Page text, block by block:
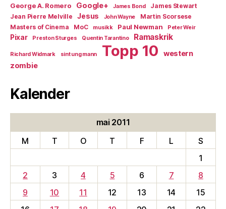
George A. Romero Google+ James Bond
James Stewart
Jean Pierre Melville
Jesus John Wayne
Martin Scorsese
Masters of Cinema
MoC musikk Paul Newman Peter Weir
Pixar Preston Sturges Quentin Tarantino Ramaskrik
Richard Widmark sint ung mann Topp 10
western
zombie
Kalender
mai 2011
M
T O T F L
S
1
2
3 4 5 6 7
8
9
10 11 12 13 14
15